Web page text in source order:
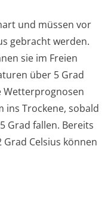
und müssen vor
gebracht werden.
sie im Freien
über 5 Grad
Wetterprognosen
ins Trockene, sobald
Grad fallen. Bereits
Celsius können